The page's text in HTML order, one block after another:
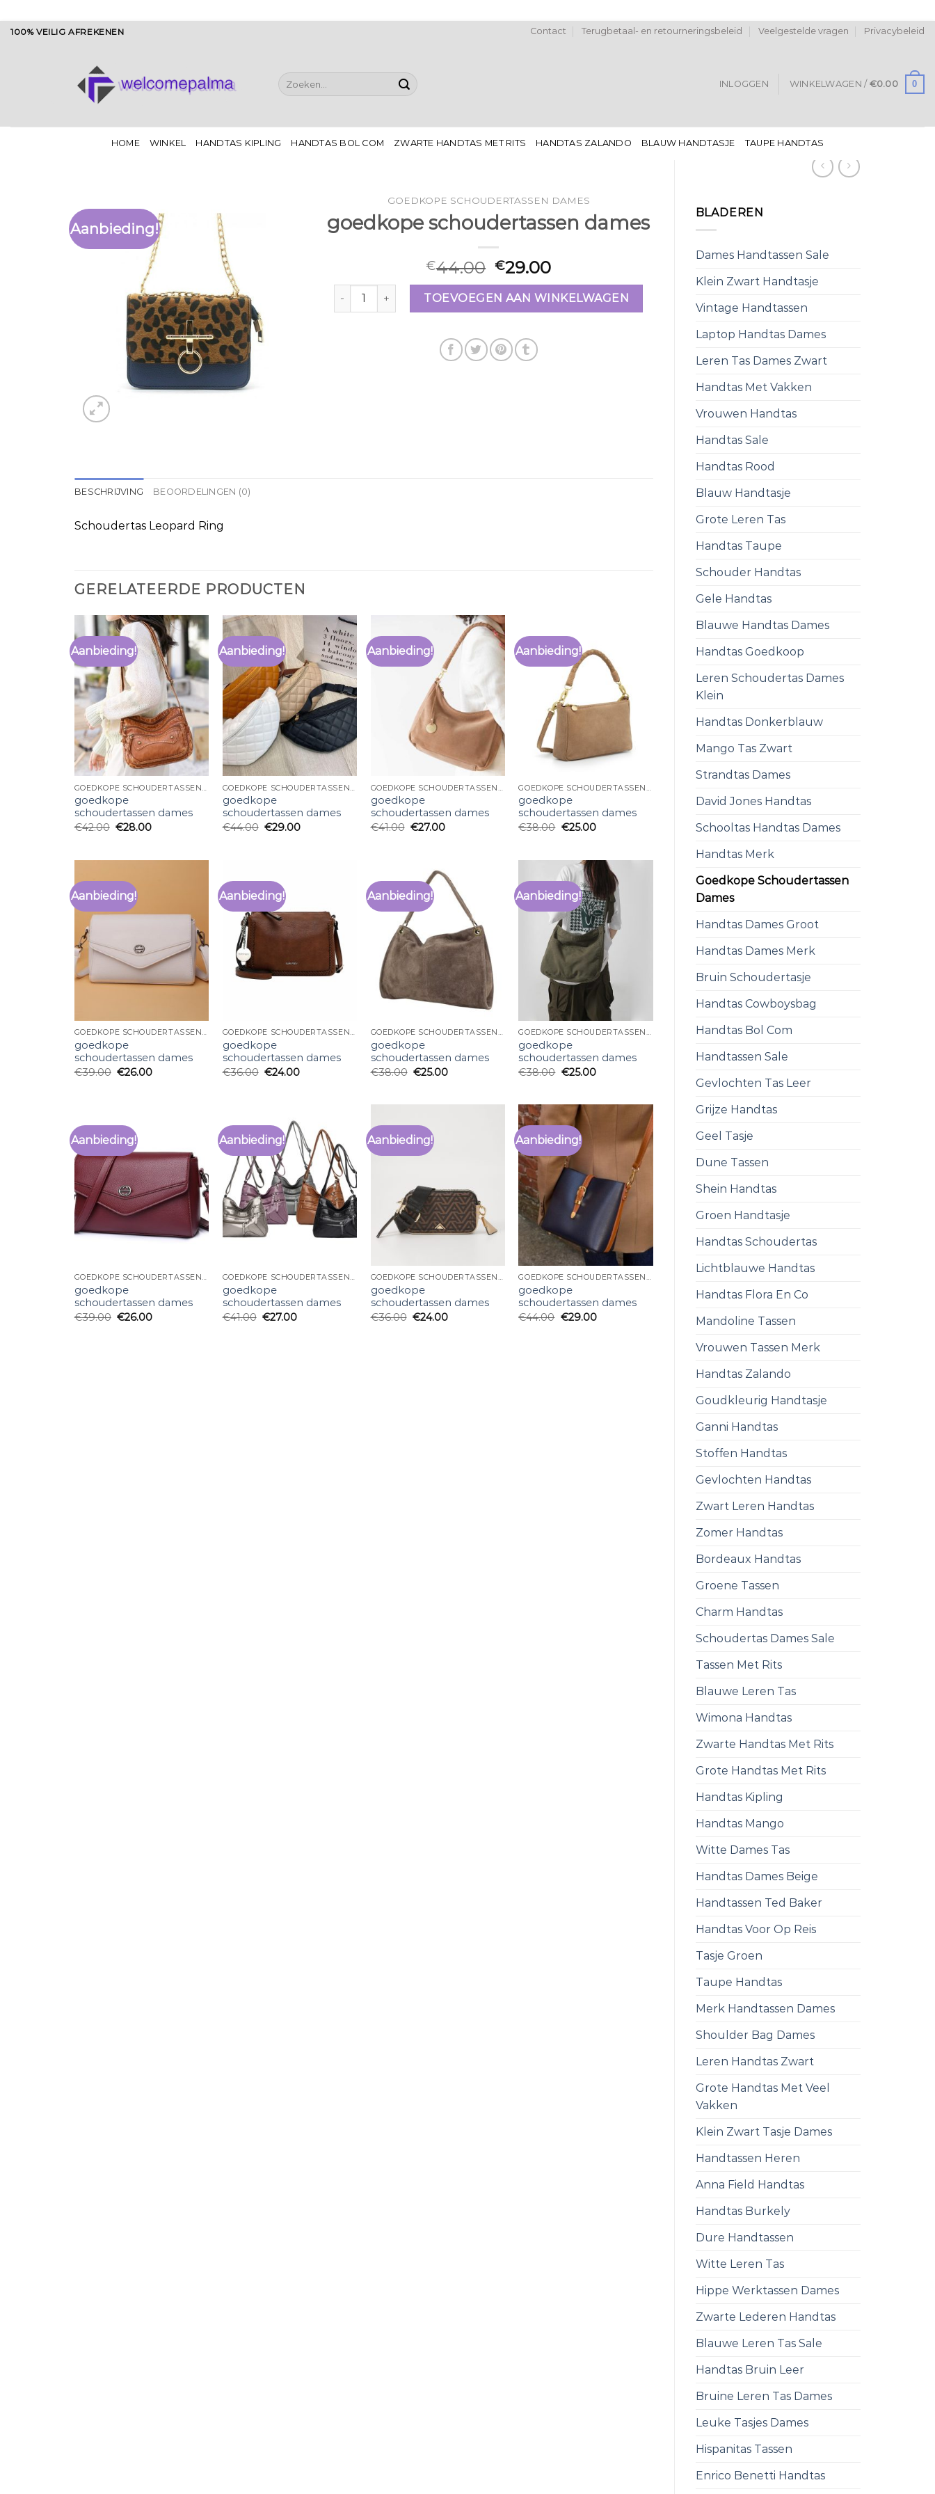
Ga100% VEILIG AFREKENEN Contact Terugbetaal- en retourneringsbeleid Veelgestelde vragen Privacybeleid
Zoeken
naar:
INLOGGEN WINKELWAGEN / €0.00 0
HOME WINKEL HANDTAS KIPLING HANDTAS BOL COM ZWARTE HANDTAS MET RITS HANDTAS ZALANDO BLAUW HANDTASJE TAUPE HANDTAS
BLADEREN
Dames Handtassen Sale
Klein Zwart Handtasje
Vintage Handtassen
Laptop Handtas Dames
Leren Tas Dames Zwart
Handtas Met Vakken
Vrouwen Handtas
Handtas Sale
Handtas Rood
Blauw Handtasje
Grote Leren Tas
Handtas Taupe
Schouder Handtas
Gele Handtas
Blauwe Handtas Dames
Handtas Goedkoop
Leren Schoudertas Dames
Klein
Handtas Donkerblauw
Mango Tas Zwart
Strandtas Dames
David Jones Handtas
Schooltas Handtas Dames
Handtas Merk
Goedkope Schoudertassen
Dames
Handtas Dames Groot
Handtas Dames Merk
Bruin Schoudertasje
Handtas Cowboysbag
Handtas Bol Com
Handtassen Sale
Gevlochten Tas Leer
Grijze Handtas
Geel Tasje
Dune Tassen
Shein Handtas
Groen Handtasje
Handtas Schoudertas
Lichtblauwe Handtas
Handtas Flora En Co
Mandoline Tassen
Vrouwen Tassen Merk
Handtas Zalando
Goudkleurig Handtasje
Ganni Handtas
Stoffen Handtas
Gevlochten Handtas
Zwart Leren Handtas
Zomer Handtas
Bordeaux Handtas
Groene Tassen
Charm Handtas
Schoudertas Dames Sale
Tassen Met Rits
Blauwe Leren Tas
Wimona Handtas
Zwarte Handtas Met Rits
Grote Handtas Met Rits
Handtas Kipling
Handtas Mango
Witte Dames Tas
Handtas Dames Beige
Handtassen Ted Baker
Handtas Voor Op Reis
Tasje Groen
Taupe Handtas
Merk Handtassen Dames
Shoulder Bag Dames
Leren Handtas Zwart
Grote Handtas Met Veel
Vakken
Klein Zwart Tasje Dames
Handtassen Heren
Anna Field Handtas
Handtas Burkely
Dure Handtassen
Witte Leren Tas
Hippe Werktassen Dames
Zwarte Lederen Handtas
Blauwe Leren Tas Sale
Handtas Bruin Leer
Bruine Leren Tas Dames
Leuke Tasjes Dames
Hispanitas Tassen
Enrico Benetti Handtas
Aanbieding!
GOEDKOPE SCHOUDERTASSEN DAMES
goedkope schoudertassen dames
€44.00 €29.00
goedkope schoudertassen dames aantal
TOEVOEGEN AAN WINKELWAGEN
BESCHRIJVING BEOORDELINGEN (0)
Schoudertas Leopard Ring
GERELATEERDE PRODUCTEN
Aanbieding!
goedkope
schoudertassen dames
€42.00 €28.00
Aanbieding!
goedkope
schoudertassen dames
€44.00 €29.00
Aanbieding!
goedkope
schoudertassen dames
€41.00 €27.00
Aanbieding!
goedkope
schoudertassen dames
€38.00 €25.00
Aanbieding!
GOEDKOPE SCHOUDERTASSEN DAMES
goedkope
schoudertassen dames
€39.00 €26.00
Aanbieding!
GOEDKOPE SCHOUDERTASSEN DAMES
goedkope
schoudertassen dames
€36.00 €24.00
Aanbieding!
GOEDKOPE SCHOUDERTASSEN DAMES
goedkope
schoudertassen dames
€38.00 €25.00
Aanbieding!
GOEDKOPE SCHOUDERTASSEN DAMES
goedkope
schoudertassen dames
€38.00 €25.00
Aanbieding!
GOEDKOPE SCHOUDERTASSEN DAMES
goedkope
schoudertassen dames
€39.00 €26.00
Aanbieding!
GOEDKOPE SCHOUDERTASSEN DAMES
goedkope
schoudertassen dames
€41.00 €27.00
Aanbieding!
GOEDKOPE SCHOUDERTASSEN DAMES
goedkope
schoudertassen dames
€36.00 €24.00
Aanbieding!
GOEDKOPE SCHOUDERTASSEN DAMES
goedkope
schoudertassen dames
€44.00 €29.00